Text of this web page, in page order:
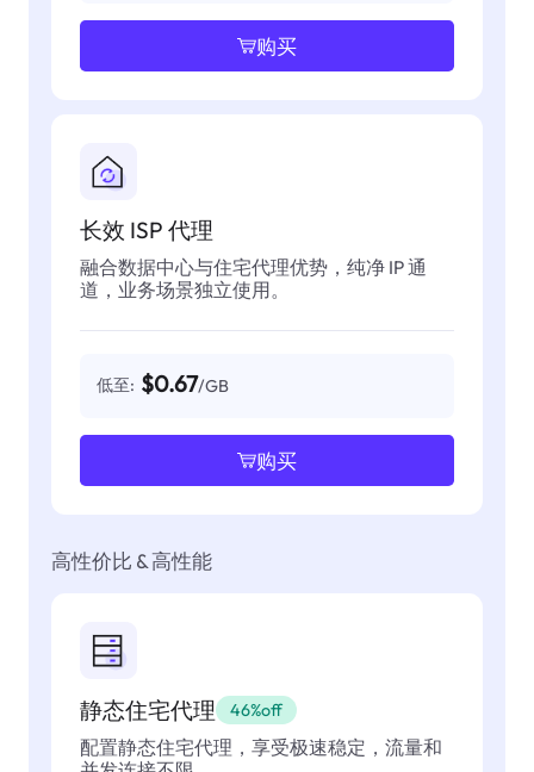
购买
长效 ISP 代理
融合数据中心与住宅代理优势，纯净 IP 通
道，业务场景独立使用。
低至: $0.67/GB
购买
高性价比 & 高性能
静态住宅代理 46%off
配置静态住宅代理，享受极速稳定，流量和